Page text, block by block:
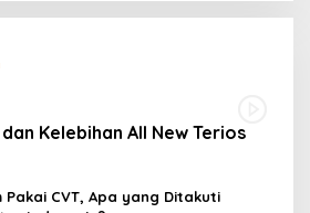
Kelebihan All New Terios
Pakai CVT, Apa yang Ditakuti